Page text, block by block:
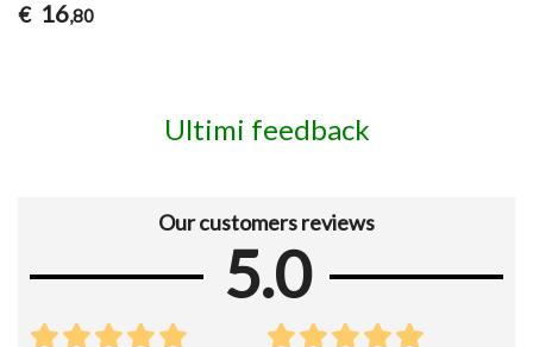
€ 16,80
Ultimi feedback
Our customers reviews
5.0